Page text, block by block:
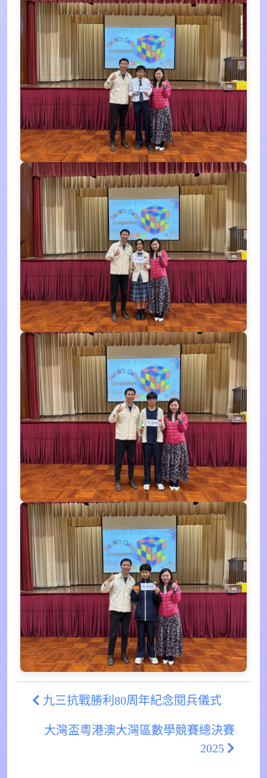
九三抗戰勝利80周年紀念閱兵儀式
大灣盃粵港澳大灣區數學競賽總決賽
2025